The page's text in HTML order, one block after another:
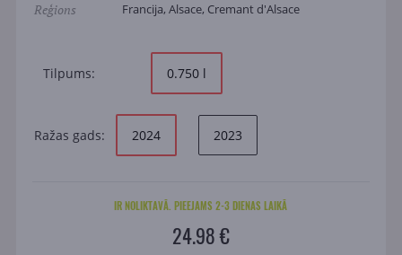
Reģions Francija, Alsace, Cremant d'Alsace
Tilpums: 0.750 l
Ražas gads: 2024 2023
IR NOLIKTAVĀ. PIEEJAMS 2-3 DIENAS LAIKĀ
24.98 €